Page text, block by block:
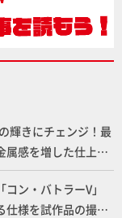
輝きにチェンジ！最
属感を増した仕上が
ン・バトラーV」
仕様を試作品の撮り